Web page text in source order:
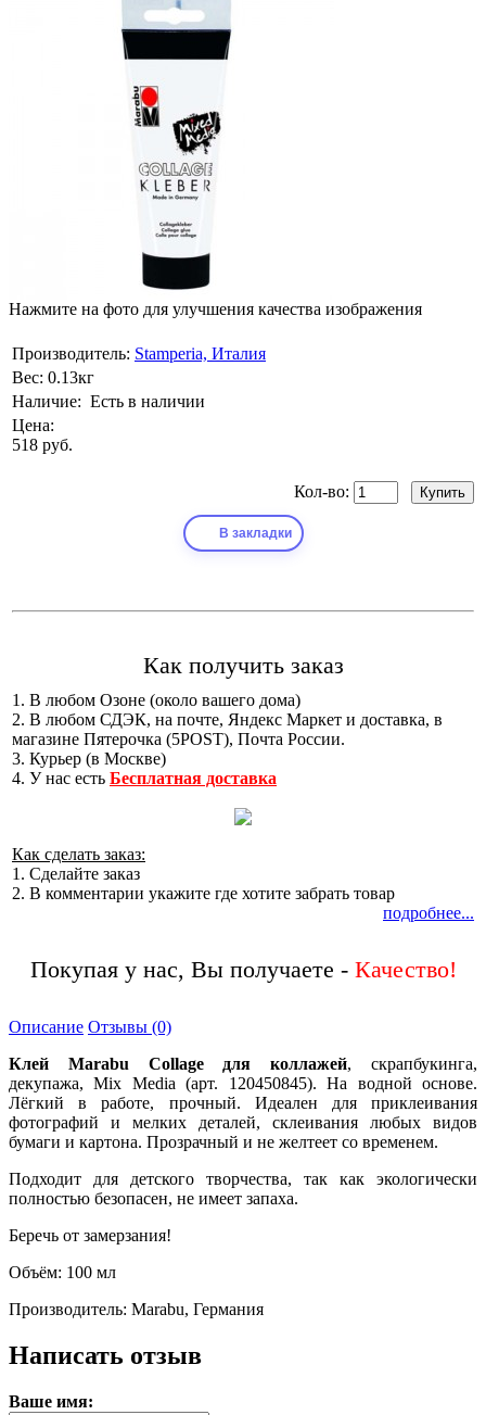
Нажмите на фото для улучшения качества изображения
Производитель: Stamperia, Италия
Вес: 0.13кг
Наличие: Есть в наличии
Цена:
518 руб.
Кол-во:
В закладки
Как получить заказ
1. В любом Озоне (около вашего дома)
2. В любом СДЭК, на почте, Яндекс Маркет и доставка, в
магазине Пятерочка (5POST), Почта России.
3. Курьер (в Москве)
4. У нас есть Бесплатная доставка
Как сделать заказ:
1. Сделайте заказ
2. В комментарии укажите где хотите забрать товар
подробнее...
Покупая у нас, Вы получаете - Качество!
Описание Отзывы (0)
Клей Marabu Collage для коллажей, скрапбукинга,
декупажа, Mix Media (арт. 120450845). На водной основе.
Лёгкий в работе, прочный. Идеален для приклеивания
фотографий и мелких деталей, склеивания любых видов
бумаги и картона. Прозрачный и не желтеет со временем.
Подходит для детского творчества, так как экологически
полностью безопасен, не имеет запаха.
Беречь от замерзания!
Объём: 100 мл
Производитель: Marabu, Германия
Написать отзыв
Ваше имя: